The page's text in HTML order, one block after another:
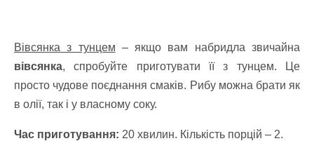
Вівсянка з тунцем – якщо вам набридла звичайна
вівсянка, спробуйте приготувати її з тунцем. Це
просто чудове поєднання смаків. Рибу можна брати як
в олії, так і у власному соку.
Час приготування: 20 хвилин. Кількість порцій – 2.